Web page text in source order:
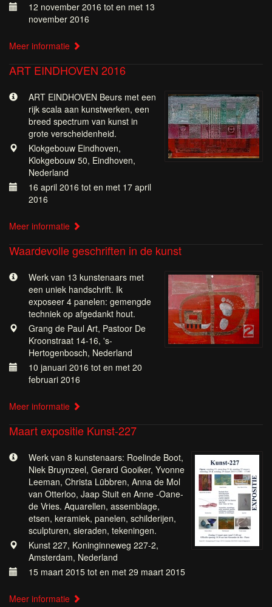
12 november 2016 tot en met 13
november 2016
Meer informatie
ART EINDHOVEN 2016
ART EINDHOVEN Beurs met een
rijk scala aan kunstwerken, een
breed spectrum van kunst in
grote verscheidenheid.
Klokgebouw Eindhoven,
Klokgebouw 50, Eindhoven,
Nederland
16 april 2016 tot en met 17 april
2016
Meer informatie
Waardevolle geschriften in de kunst
Werk van 13 kunstenaars met
een uniek handschrift. Ik
exposeer 4 panelen: gemengde
techniek op afgedankt hout.
Grang de Paul Art, Pastoor De
Kroonstraat 14-16, 's-
Hertogenbosch, Nederland
10 januari 2016 tot en met 20
februari 2016
Meer informatie
Maart expositie Kunst-227
Werk van 8 kunstenaars: Roelinde Boot,
Niek Bruynzeel, Gerard Gooiker, Yvonne
Leeman, Christa Lübbren, Anna de Mol
van Otterloo, Jaap Stuit en Anne -Oane-
de Vries. Aquarellen, assemblage,
etsen, keramiek, panelen, schilderijen,
sculpturen, sieraden, tekeningen.
Kunst 227, Koninginneweg 227-2,
Amsterdam, Nederland
15 maart 2015 tot en met 29 maart 2015
Meer informatie